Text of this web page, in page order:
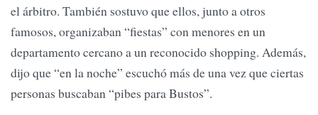
el árbitro. También sostuvo que ellos, junto a otros
famosos, organizaban “fiestas” con menores en un
departamento cercano a un reconocido shopping. Además,
dijo que “en la noche” escuchó más de una vez que ciertas
personas buscaban “pibes para Bustos”.